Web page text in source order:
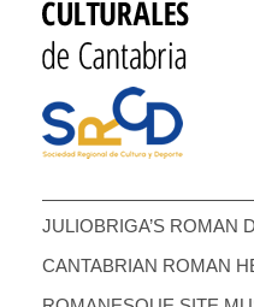
JULIOBRIGA’S ROMAN
CANTABRIAN ROMAN